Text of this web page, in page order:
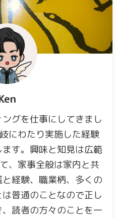
グを仕事にしてきまし
にわたり実施した経験
す。興味と知見は広範
、家事全般は家内と共
経験、職業柄、多くの
普通のことなので正し
読者の方々のことを一